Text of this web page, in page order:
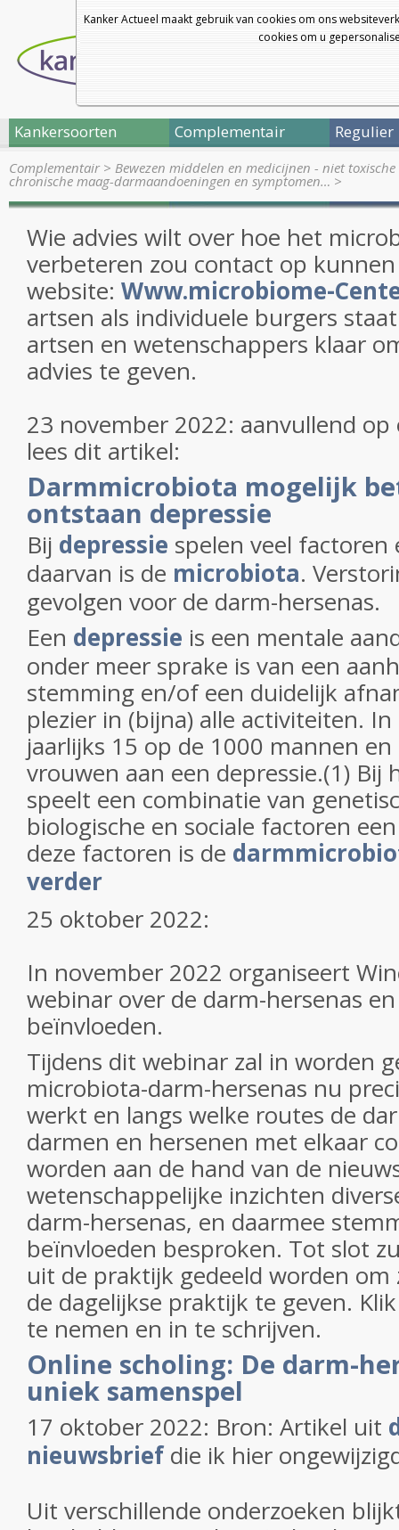
Kanker Actueel maakt gebruik van cookies om ons
cookies om u
Kankersoorten Complementair Regulier
Complementair> Bewezen middelen en medicijnen - niet
chronische maag-darmaandoeningen en symptomen… >
Wie advies wilt over hoe het
verbeteren zou contact op
website: Www.microbiome-
artsen als individuele burgers
artsen en wetenschappers klaar
advies te geven.
23 november 2022: aanvullend
lees dit artikel:
Darmmicrobiota mogelijk
ontstaan depressie
Bij depressie spelen veel factoren
daarvan is de microbiota.
gevolgen voor de darm-hersenas.
Een depressie is een mentale
onder meer sprake is van een
stemming en/of een duidelijk
plezier in (bijna) alle activiteiten.
jaarlijks 15 op de 1000 mannen
vrouwen aan een depressie.(1) Bij
speelt een combinatie van
biologische en sociale factoren
deze factoren is de
verder
25 oktober 2022:
In november 2022 organiseert
webinar over de darm-hersenas
beïnvloeden.
Tijdens dit webinar zal in worden
microbiota-darm-hersenas nu
werkt en langs welke routes de
darmen en hersenen met elkaar
worden aan de hand van de
wetenschappelijke inzichten
darm-hersenas, en daarmee
beïnvloeden besproken. Tot slot
uit de praktijk gedeeld worden
de dagelijkse praktijk te geven.
te nemen en in te schrijven.
Online scholing: De darm-
uniek samenspel
17 oktober 2022: Bron: Artikel uit
nieuwsbrief die ik hier
Uit verschillende onderzoeken